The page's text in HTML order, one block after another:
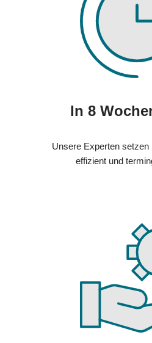
In 8
Unsere Experten
effizient und